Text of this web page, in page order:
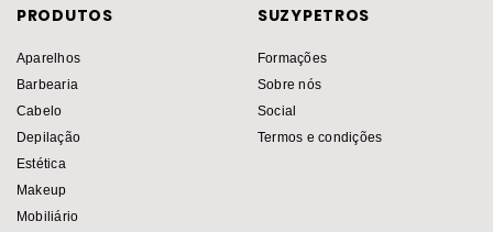
PRODUTOS
Aparelhos
Barbearia
Cabelo
Depilação
Estética
Makeup
Mobiliário
SUZYPETROS
Formações
Sobre nós
Social
Termos e condições